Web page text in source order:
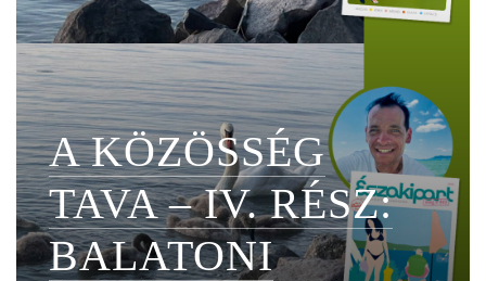
A KÖZÖSSÉG
TAVA – IV. RÉSZ:
BALATONI